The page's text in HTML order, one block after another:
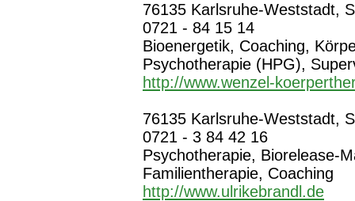
76135 Karlsruhe-Weststadt,
0721 - 84 15 14
Bioenergetik, Coaching,
Psychotherapie (HPG),
http://www.wenzel-
76135 Karlsruhe-Weststadt,
0721 - 3 84 42 16
Psychotherapie, Biorelease-
Familientherapie, Coaching
http://www.ulrikebrandl.de